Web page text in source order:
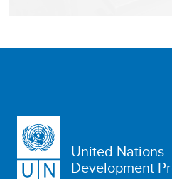
United Nations
Development